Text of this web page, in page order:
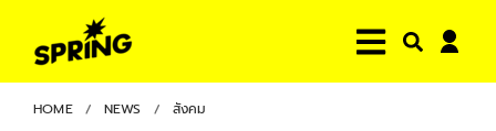
HOME NEWS สังคม